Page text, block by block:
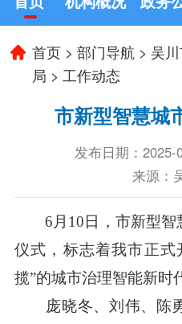
首页 >部门导航 > 吴
局 > 工作动态
市新型智慧城
发布日期：2025-
来源：
6月10日，市新型智
仪式，标志着我市正式
揽”的城市治理智能新时
庞晓冬、刘伟、陈勇